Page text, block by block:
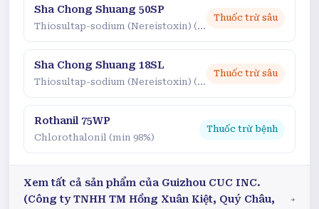
Sha Chong Shuang 50SP
Thiosultap-sodium (Nereistoxin) (min 90%)
Thuốc trừ sâu
Sha Chong Shuang 18SL
Thiosultap-sodium (Nereistoxin) (min 90%)
Thuốc trừ sâu
Rothanil 75WP
Chlorothalonil (min 98%)
Thuốc trừ bệnh
Xem tất cả sản phẩm của Guizhou CUC INC.
(Công ty TNHH TM Hồng Xuân Kiệt, Quý Châu,